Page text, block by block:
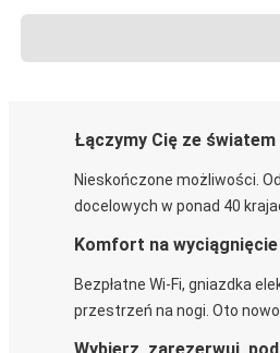
Łączymy Cię ze światem
Nieskończone możliwości.
docelowych w ponad 40
Komfort na
Bezpłatne Wi-Fi, gniazdka
przestrzeń na nogi. Oto